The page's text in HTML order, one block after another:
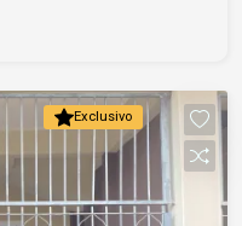
Exclusivo